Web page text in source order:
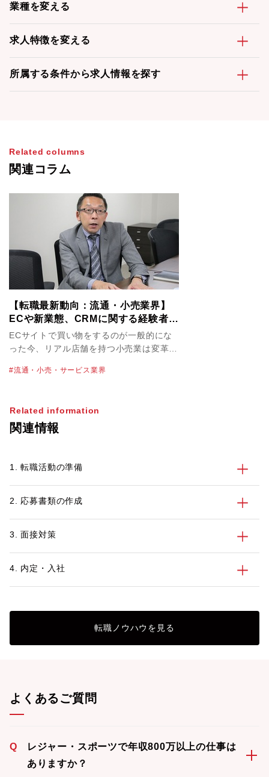
業種を変える
求人特徴を変える
所属する条件から求人情報を探す
Related columns
関連コラム
【転職最新動向：流通・小売業界】
ECや新業態、CRMに関する経験者は
「ライフスタイルが変わる場面」に
立ち会えるチャンス
ECサイトで買い物をするのが一般的にな
った今、リアル店舗を持つ小売業は変革を
まぐるしく変わる中、転職市場にも変化は
ザー金井 篤也に最新動向を聞きました。
流通・小売・サービス業界
Related information
関連情報
1. 転職活動の準備
2. 応募書類の作成
3. 面接対策
4. 内定・入社
転職ノウハウを見る
よくあるご質問
Q
レジャー・スポーツで年収800万以上の仕事は
ありますか？